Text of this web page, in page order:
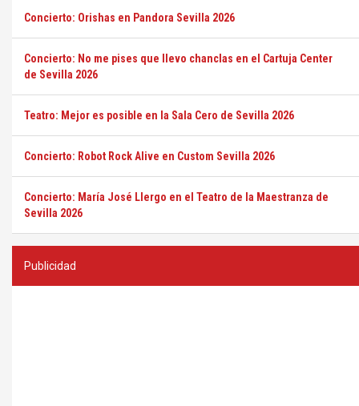
Concierto: Orishas en Pandora Sevilla 2026
Concierto: No me pises que llevo chanclas en el Cartuja Center
de Sevilla 2026
Teatro: Mejor es posible en la Sala Cero de Sevilla 2026
Concierto: Robot Rock Alive en Custom Sevilla 2026
Concierto: María José Llergo en el Teatro de la Maestranza de
Sevilla 2026
Publicidad